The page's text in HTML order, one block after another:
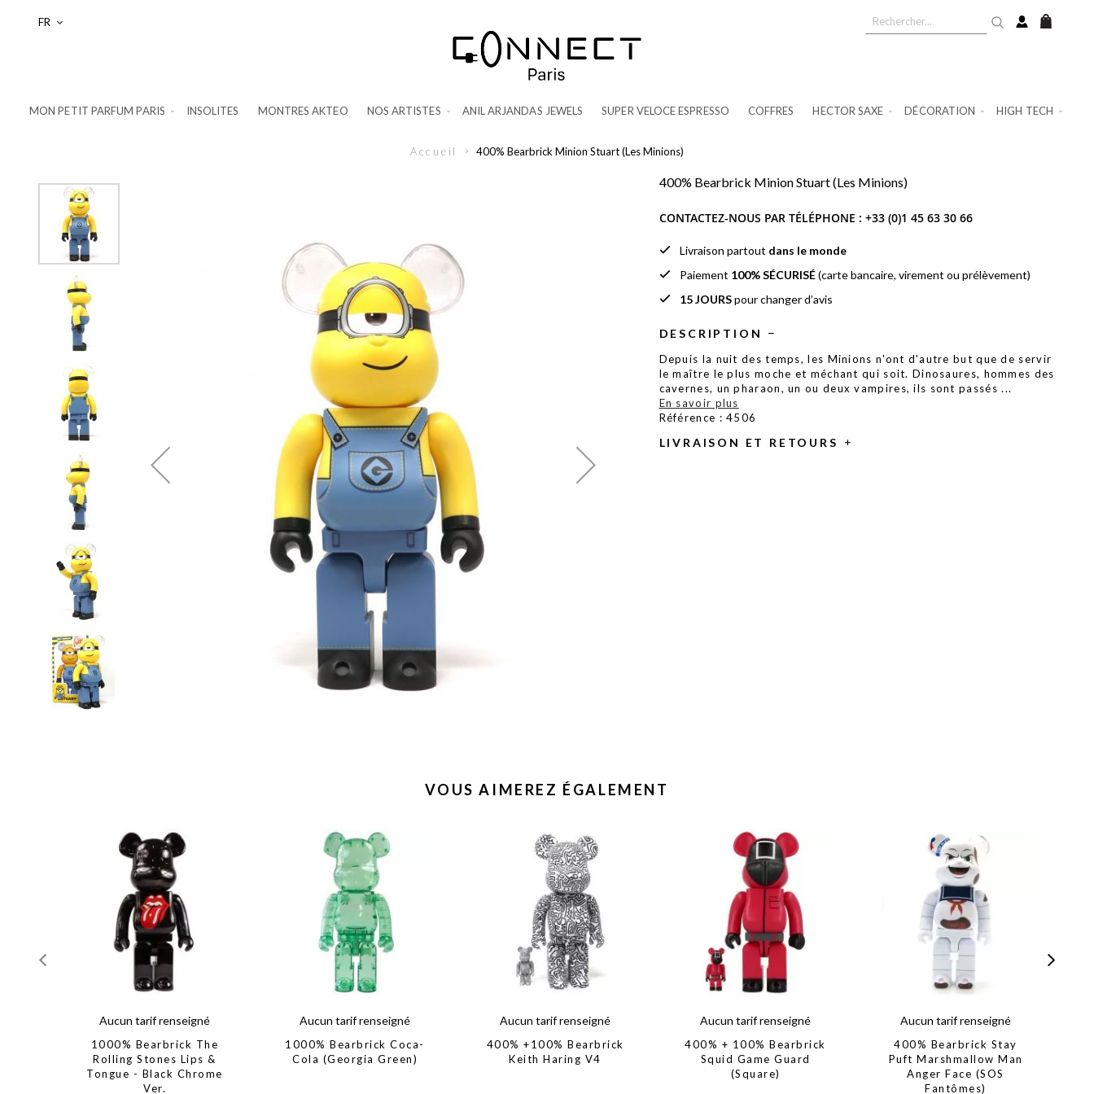
Langue
FR
MON PETIT PARFUM PARIS INSOLITES MONTRES AKTEO NOS ARTISTES ANIL ARJANDAS JEWELS SUPER VELOCE ESPRESSO COFFRES HECTOR SAXE DÉCORATION HIGH TECH
Accueil 400% Bearbrick Minion Stuart (Les Minions)
400% Bearbrick Minion Stuart (Les Minions)
CONTACTEZ-NOUS PAR TÉLÉPHONE : +33 (0)1 45 63 30 66
Livraison partout dans le monde
Paiement 100% SÉCURISÉ(carte bancaire, virement ou prélèvement)
15 JOURSpour changer d’avis
DESCRIPTION
Depuis la nuit des temps, les Minions n'ont d'autre but que de servir
le maître le plus moche et méchant qui soit. Dinosaures, hommes des
cavernes, un pharaon, un ou deux vampires, ils sont passés...
En savoir plus
Référence : 4506
LIVRAISON ET RETOURS
VOUS AIMEREZ ÉGALEMENT
Aucun tarif renseigné
1000% Bearbrick The
Rolling Stones Lips &
Tongue - Black Chrome
Ver.
Aucun tarif renseigné
1000% Bearbrick Coca-
Cola (Georgia Green)
Aucun tarif renseigné
400% +100% Bearbrick
Keith Haring V4
Aucun tarif renseigné
400% + 100% Bearbrick
Squid Game Guard
(Square)
Aucun tarif renseigné
400% Bearbrick Stay
Puft Marshmallow Man
Anger Face (SOS
Fantômes)